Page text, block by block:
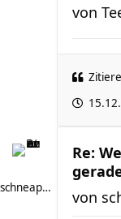
von
schneapfla
Re:
von